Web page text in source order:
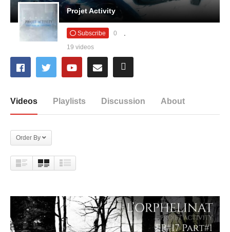
Projet Activity
Subscribe
0
19 videos
Videos Playlists Discussion About
Order By